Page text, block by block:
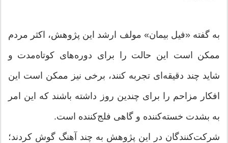
به گفته «فیل بیمان» مولف ارشد این پژوهش، اکثر مردم
ممکن است این حالت را برای دوره‌های کوتاه‌مدت و
شاید چند دقیقه‌ای تجربه کنند، برخی نیز ممکن است این
افکار مزاحم را برای چندین روز داشته باشند که این امر
به بشدت خسته‌کننده و گاهی فلج‌کننده است.
شرکت‌کنندگان در این پژوهش به چند آهنگ گوش کردند؛